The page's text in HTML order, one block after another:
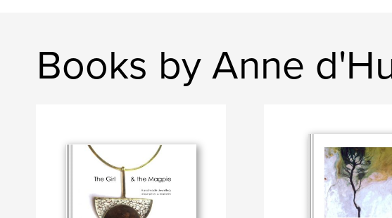
Books by Anne